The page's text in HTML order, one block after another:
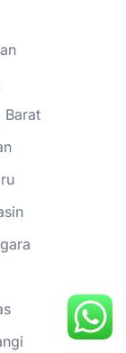
Barat